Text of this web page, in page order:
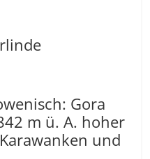
Gora
m ü. A. hoher
und